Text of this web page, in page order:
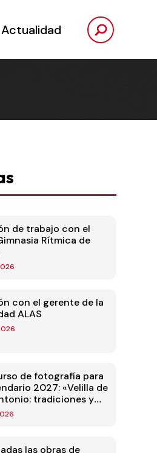
Actualidad
de trabajo con el
Rítmica de
con el gerente de la
ALAS
de fotografía para
2027: «Velilla de
tradiciones y
las obras de